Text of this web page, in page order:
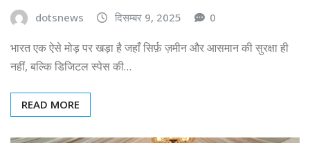
dotsnews दिसम्बर 9, 2025 0
भारत एक ऐसे मोड़ पर खड़ा है जहाँ सिर्फ़ ज़मीन और आसमान की सुरक्षा ही
नहीं, बल्कि डिजिटल स्पेस की…
READ MORE